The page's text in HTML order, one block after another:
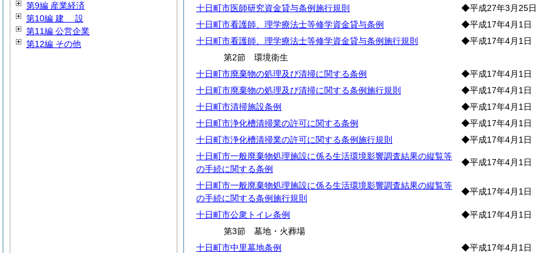
十日町市医師研究資金貸与条例施行規則
◆平成27年3月25日
十日町市看護師、理学療法士等修学資金貸与条例
◆平成17年4月1日
十日町市看護師、理学療法士等修学資金貸与条例施行規則
◆平成17年4月1日
第2節 環境衛生
十日町市廃棄物の処理及び清掃に関する条例
◆平成17年4月1日
十日町市廃棄物の処理及び清掃に関する条例施行規則
◆平成17年4月1日
十日町市清掃施設条例
◆平成17年4月1日
十日町市浄化槽清掃業の許可に関する条例
◆平成17年4月1日
十日町市浄化槽清掃業の許可に関する条例施行規則
◆平成17年4月1日
十日町市一般廃棄物処理施設に係る生活環境影響調査結果の縦覧等
の手続に関する条例
◆平成17年4月1日
十日町市一般廃棄物処理施設に係る生活環境影響調査結果の縦覧等
の手続に関する条例施行規則
◆平成17年4月1日
十日町市公衆トイレ条例 ◆平成17年4月1日
第3節 墓地・火葬場
十日町市中里墓地条例
◆平成17年4月1日
第9編 産業経済
第10編 建 設
第11編 公営企業
第12編 その他